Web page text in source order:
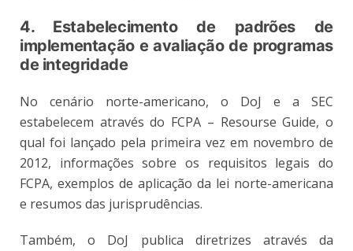
4. Estabelecimento de padrões de
implementação e avaliação de programas
de integridade
No cenário norte-americano, o DoJ e a SEC
estabelecem através do FCPA – Resourse Guide, o
qual foi lançado pela primeira vez em novembro de
2012, informações sobre os requisitos legais do
FCPA, exemplos de aplicação da lei norte-americana
e resumos das jurisprudências.
Também, o DoJ publica diretrizes através da